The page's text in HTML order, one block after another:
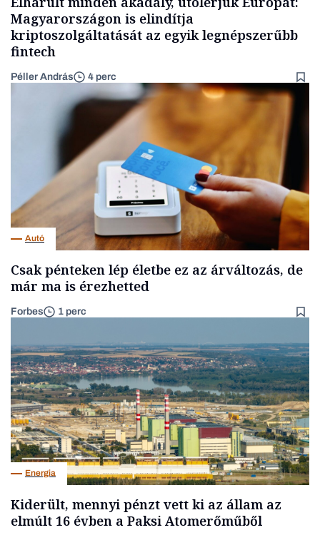
Magyarországon is elindítja
kriptoszolgáltatását az egyik legnépszerűbb
fintech
Péller András 4 perc
Autó
Csak pénteken lép életbe ez az árváltozás, de
már ma is érezhetted
Forbes 1 perc
Energia
Kiderült, mennyi pénzt vett ki az állam az
elmúlt 16 évben a Paksi Atomerőműből